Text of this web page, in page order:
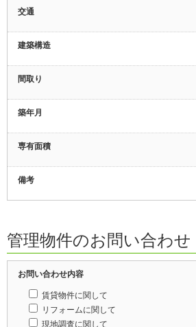
交通
建築構造
間取り
築年月
専有面積
備考
管理物件のお問い合わせ
お問い合わせ内容
賃貸物件に関して
リフォームに関して
現地調査に関して